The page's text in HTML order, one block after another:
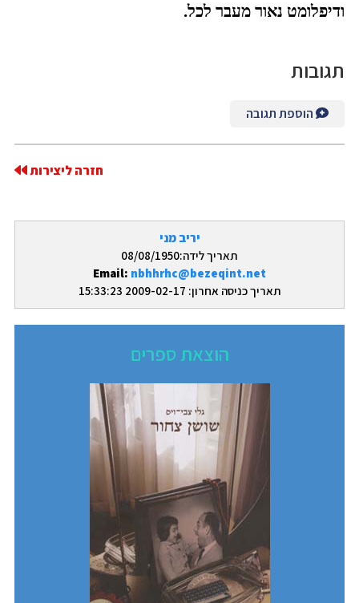
יריב מני
תאריך לידה:08/08/1950
Email: nbhhrhc@bezeqint.net
תאריך כניסה אחרון: 2009-02-17 15:33:23
הוצאת ספרים
ודיפלומט נאור מעבר לכל.
תגובות
הוספת תגובה
חזרה ליצירות